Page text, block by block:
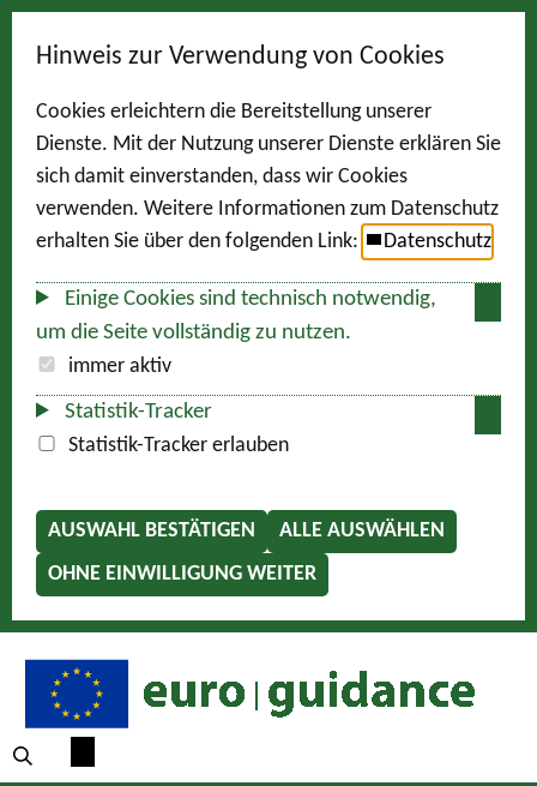
Hinweis zur Verwendung von Cookies
Cookies erleichtern die Bereitstellung unserer
Dienste. Mit der Nutzung unserer Dienste erklären Sie
sich damit einverstanden, dass wir Cookies
verwenden. Weitere Informationen zum Datenschutz
erhalten Sie über den folgenden Link:
Datenschutz
Einige Cookies sind technisch notwendig,
um die Seite vollständig zu nutzen.
immer aktiv
Statistik-Tracker
Statistik-Tracker erlauben
AUSWAHL BESTÄTIGEN
ALLE AUSWÄHLEN
OHNE EINWILLIGUNG WEITER